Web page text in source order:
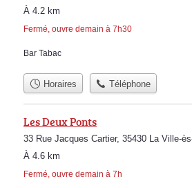
À 4.2 km
Fermé, ouvre demain à 7h30
Bar Tabac
Horaires Téléphone
Les Deux Ponts
33 Rue Jacques Cartier, 35430 La Ville-
À 4.6 km
Fermé, ouvre demain à 7h